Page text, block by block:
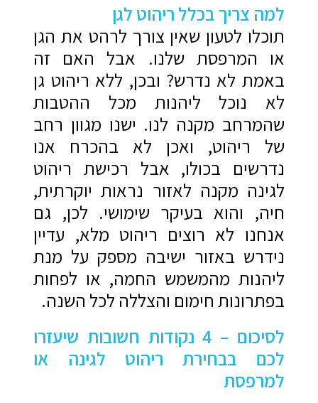
למה צריך בכלל ריהוט לגן
תוכלו לטעון שאין צורך לרהט את הגן
או המרפסת שלנו. אבל האם זה
באמת לא נדרש? ובכן, ללא ריהוט גן
לא נוכל ליהנות מכל ההטבות
שהמרחב מקנה לנו. ישנו מגוון רחב
של ריהוט, ואכן לא בהכרח אנו
נדרשים בכולו, אבל רכישת ריהוט
לגינה מקנה לאזור נראות יוקרתית,
חיה, והוא בעיקר שימושי. לכן, גם
אנחנו לא רוצים ריהוט מלא, עדיין
נידרש באזור ישיבה מספק על מנת
ליהנות מהמשמש החמה, או לפחות
בפתרונות חימום והצללה לכל השנה.
לסיכום – 4 נקודות חשובות שיעזרו
לכם בבחירת ריהוט לגינה או
למרפסת